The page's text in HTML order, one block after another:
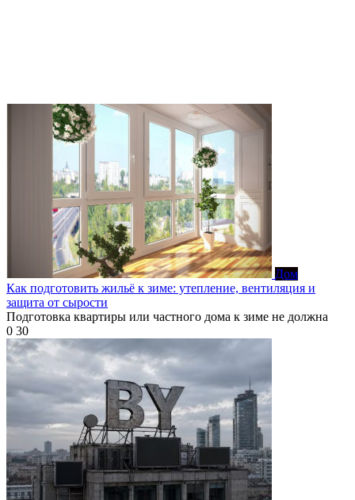
Дом
Как подготовить жильё к зиме: утепление, вентиляция и
защита от сырости
Подготовка квартиры или частного дома к зиме не должна
0 30